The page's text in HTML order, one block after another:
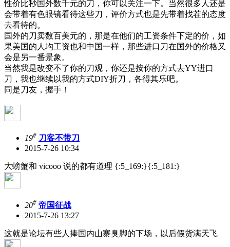
性价比秒国外数千元的刀，你可以关注一下。当然很多人还是
会带着有色眼镜看待这些刀，评价方式也是先带着找茬的态度
去看待的。
国外的刀卖数百美元的，那是在他们的工资条件下定的价，如
果美国的人均工资也和中国一样，那些进口刀在国外的价格又
会是另一番景象。
当然我是改变不了你的刀观，你还是按你的方式去YY进口
刀，我也继续以我的方式DIY折刀，各得其乐吧。
同是刀友，握手！
19# 刀客不带刀
2015-7-26 10:34
大螃蟹和 vicooo 说的都有道理 {:5_169:}{:5_181:}
20# 帝国征战
2015-7-26 13:27
这就是论坛有些人捧国内山寨臭脚的下场，以后假货满天飞